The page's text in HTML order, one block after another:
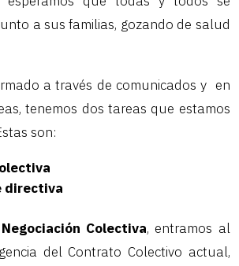
a sus familias, gozando de salud
a través de comunicados y en
tenemos dos tareas que estamos
son:
directiva
Colectiva, entramos al
del Contrato Colectivo actual,